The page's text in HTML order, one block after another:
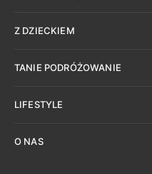
Z DZIECKIEM
TANIE PODRÓŻOWANIE
LIFESTYLE
O NAS